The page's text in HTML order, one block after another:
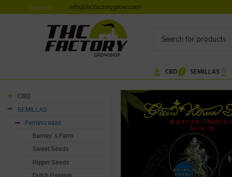
contacto info@thcfactorygrow.com
CBD SEMILLAS
CBD
SEMILLAS
Feminizadas
Barney´s Farm
Sweet Seeds
Ripper Seeds
Dutch Passion